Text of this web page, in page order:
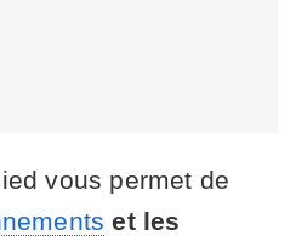
vous permet de
et les